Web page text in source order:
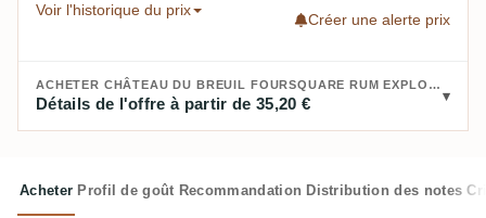
Voir l'historique du prix
Créer une alerte prix
ACHETER CHÂTEAU DU BREUIL FOURSQUARE RUM EXPLORER BARBADOS 2016 :
Détails de l'offre à partir de 35,20 €
Acheter Profil de goût Recommandation Distribution des notes